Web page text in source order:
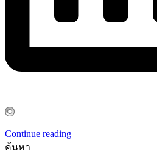
Continue reading
ค้นหา